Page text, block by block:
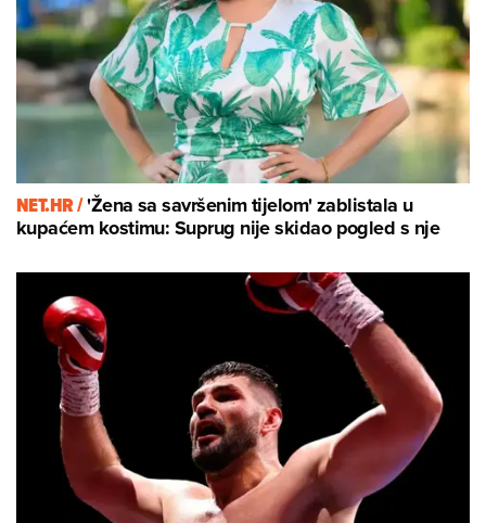
NET.HR /'Žena sa savršenim tijelom' zablistala u
kupaćem kostimu: Suprug nije skidao pogled s nje